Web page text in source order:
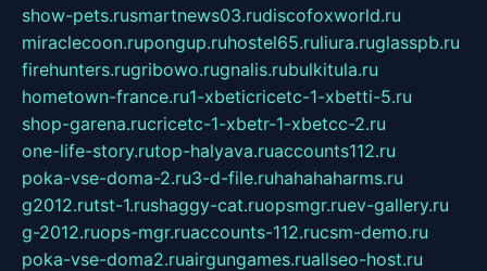
show-pets.rusmartnews03.rudiscofoxworld.ru
miraclecoon.rupongup.ruhostel65.ruliura.ruglasspb.ru
firehunters.rugribowo.rugnalis.rubulkitula.ru
hometown-france.ru1-xbeticricetc-1-xbetti-5.ru
shop-garena.rucricetc-1-xbetr-1-xbetcc-2.ru
one-life-story.rutop-halyava.ruaccounts112.ru
poka-vse-doma-2.ru3-d-file.ruhahahaharms.ru
g2012.rutst-1.rushaggy-cat.ruopsmgr.ruev-gallery.ru
g-2012.ruops-mgr.ruaccounts-112.rucsm-demo.ru
poka-vse-doma2.ruairgungames.ruallseo-host.ru